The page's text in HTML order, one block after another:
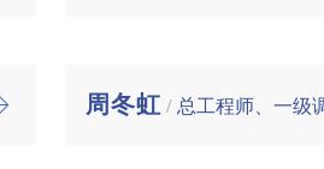
周冬虹 / 总工程师、一级